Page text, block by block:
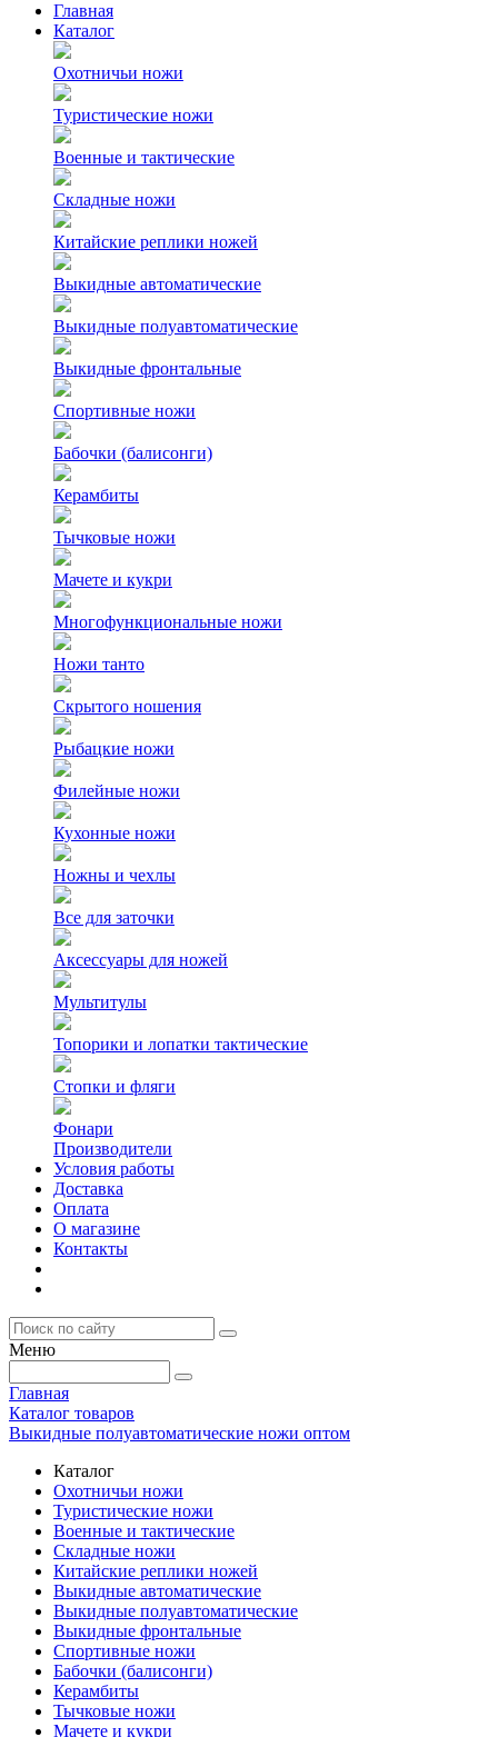
Главная
Каталог
Охотничьи ножи
Туристические ножи
Военные и тактические
Складные ножи
Китайские реплики ножей
Выкидные автоматические
Выкидные полуавтоматические
Выкидные фронтальные
Спортивные ножи
Бабочки (балисонги)
Керамбиты
Тычковые ножи
Мачете и кукри
Многофункциональные ножи
Ножи танто
Скрытого ношения
Рыбацкие ножи
Филейные ножи
Кухонные ножи
Ножны и чехлы
Все для заточки
Аксессуары для ножей
Мультитулы
Топорики и лопатки тактические
Стопки и фляги
Фонари
Производители
Условия работы
Доставка
Оплата
О магазине
Контакты
Меню
Главная
Каталог товаров
Выкидные полуавтоматические ножи оптом
Каталог
Охотничьи ножи
Туристические ножи
Военные и тактические
Складные ножи
Китайские реплики ножей
Выкидные автоматические
Выкидные полуавтоматические
Выкидные фронтальные
Спортивные ножи
Бабочки (балисонги)
Керамбиты
Тычковые ножи
Мачете и кукри